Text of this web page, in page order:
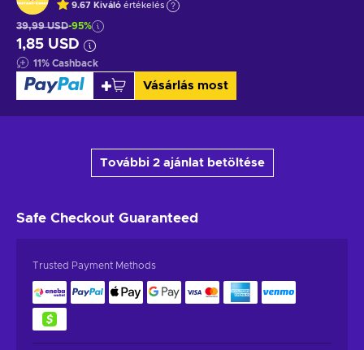
9.67 Kiváló értékelés
39,99 USD-95%
1,85 USD
11% Cashback
Vásárlás most
További 2 ajánlat betöltése
Safe Checkout Guaranteed
Trusted Payment Methods